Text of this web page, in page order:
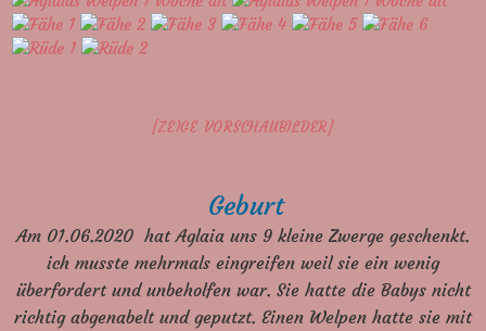
[ZEIGE VORSCHAUBILDER]
Geburt
Am 01.06.2020 hat Aglaia uns 9 kleine Zwerge geschenkt.
ich musste mehrmals eingreifen weil sie ein wenig
überfordert und unbeholfen war. Sie hatte die Babys nicht
richtig abgenabelt und geputzt. Einen Welpen hatte sie mit